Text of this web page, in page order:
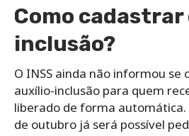
Como
inclusão?
O INSS ainda não informou se
auxílio-inclusão para quem
liberado de forma automática.
de outubro já será possível